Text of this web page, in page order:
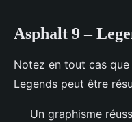
Asphalt 9 –
Notez en tout cas
Legends peut être
Un graphisme